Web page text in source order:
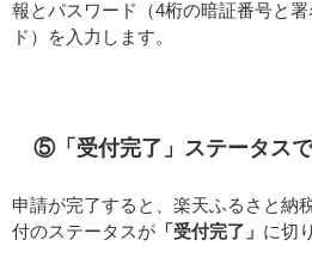
報とパスワード（4桁の暗証番号と
ド）を入力します。
⑤「受付完了」ステータス
申請が完了すると、楽天ふるさと納
付のステータスが 「受付完了」 に切